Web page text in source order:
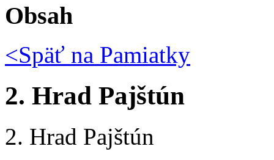
Obsah
<Späť na Pamiatky
2. Hrad Pajštún
2. Hrad Pajštún